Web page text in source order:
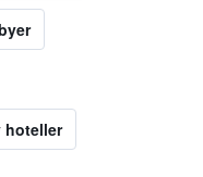
hoteller